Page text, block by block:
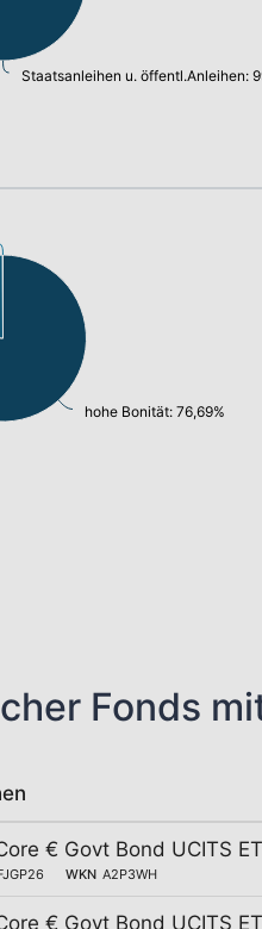
Staatsanleihen u. öffentl.Anleihen:
hohe Bonität: 76,69%
Fonds
€ Govt Bond UCITS
WKN A2P3WH
€ Govt Bond UCITS